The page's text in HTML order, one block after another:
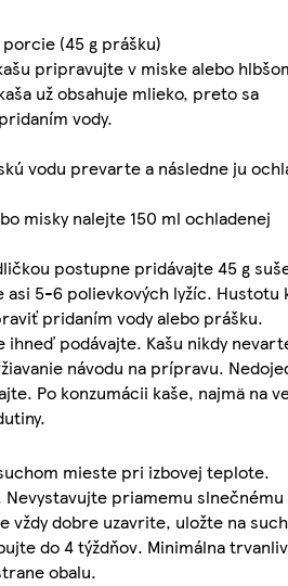
(45 g prášku)
pripravujte v miske alebo
už obsahuje mlieko, preto sa
vody.
vodu prevarte a následne ju
misky nalejte 150 ml ochladenej
postupne pridávajte 45 g
asi 5-6 polievkových lyžíc. Hustotu
pridaním vody alebo prášku.
ihneď podávajte. Kašu nikdy
návodu na prípravu.
Po konzumácii kaše, najmä na
mieste pri izbovej teplote.
priamemu slnečnému
vždy dobre uzavrite, uložte na
do 4 týždňov. Minimálna
obalu.